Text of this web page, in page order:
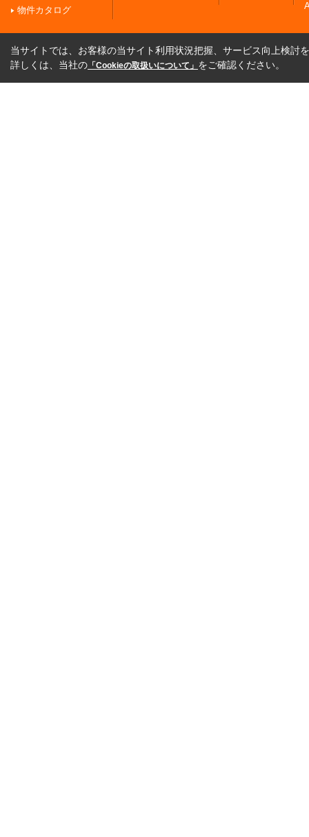
物件カタログ
当サイトでは、お客様の当サイト利用状況把握、サービス向上検討
詳しくは、当社の 「Cookieの取扱いについて」 をご確認ください。